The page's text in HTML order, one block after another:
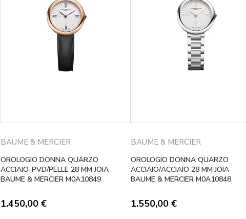
BAUME & MERCIER
OROLOGIO DONNA QUARZO
ACCIAIO-PVD/PELLE 28 MM JOIA
BAUME & MERCIER M0A10849
1.450,00 €
BAUME & MERCIER
OROLOGIO DONNA QUARZO
ACCIAIO/ACCIAIO 28 MM JOIA
BAUME & MERCIER M0A10848
1.550,00 €